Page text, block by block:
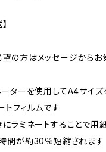
の方はメッセージからお
ターを使用してA4サイズ
トフィルムです
ラミネートすることで用
間が約30％短縮されます